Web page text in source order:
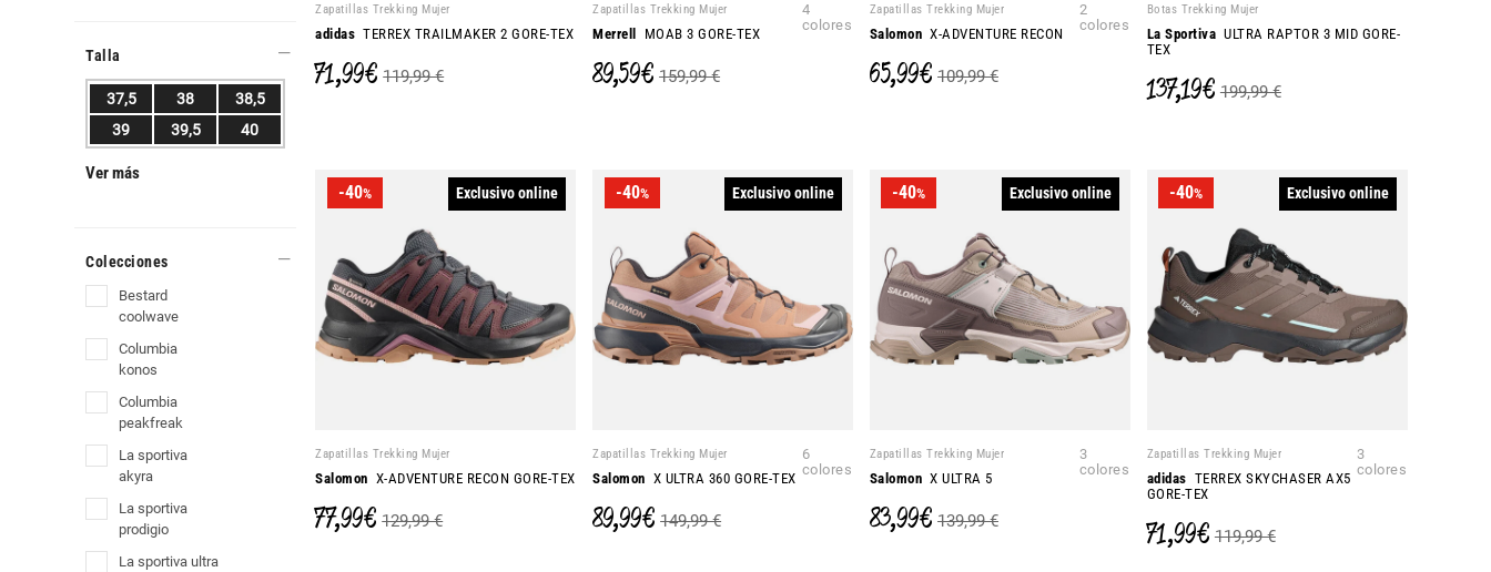
Zapatillas Trekking Mujer
adidas TERREX TRAILMAKER 2 GORE-TEX
71,99 € 119,99 €
Zapatillas Trekking Mujer
Merrell MOAB 3 GORE-TEX
4
colores
89,59 € 159,99 €
Zapatillas Trekking Mujer
Salomon X-ADVENTURE RECON
2
colores
65,99 € 109,99 €
Botas Trekking Mujer
La Sportiva ULTRA RAPTOR 3 MID GORE-
TEX
137,19 € 199,99 €
-40% Exclusivo online
Zapatillas Trekking Mujer
Salomon X-ADVENTURE RECON GORE-TEX
77,99 € 129,99 €
-40% Exclusivo online
Zapatillas Trekking Mujer
Salomon X ULTRA 360 GORE-TEX
6
colores
89,99 € 149,99 €
-40% Exclusivo online
Zapatillas Trekking Mujer
Salomon X ULTRA 5
3
colores
83,99 € 139,99 €
-40% Exclusivo online
Zapatillas Trekking Mujer
adidas TERREX SKYCHASER AX5
GORE-TEX
3
colores
71,99 € 119,99 €
Talla
37,5 38
38,5
39
39,5 40
Ver más
Colecciones
bestard
coolwave
columbia
konos
columbia
peakfreak
la sportiva
akyra
la sportiva
prodigio
la sportiva ultra